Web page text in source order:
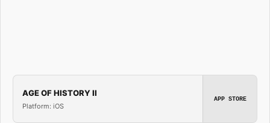
AGE OF HISTORY II
Platform: iOS
APP STORE